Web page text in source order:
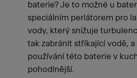
baterie? Je to možné u
speciálním perlátorem pro
vody, který snižuje
tak zabránit stříkající vodě,
používání této baterie v
pohodlnější.